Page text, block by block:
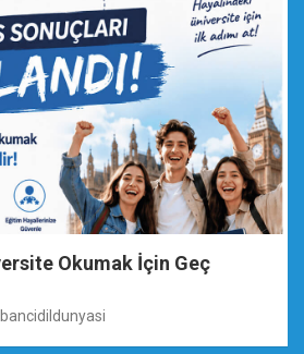
Okumak İçin Geç